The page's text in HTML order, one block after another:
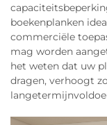
boekenplanken
commerciële
mag worden
het weten dat uw
dragen, verhoogt